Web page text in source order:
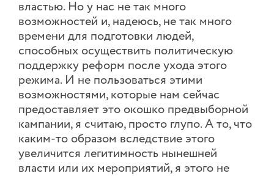
властью. Но у нас не так много
возможностей и, надеюсь, не так много
времени для подготовки людей,
способных осуществить политическую
поддержку реформ после ухода этого
режима. И не пользоваться этими
возможностями, которые нам сейчас
предоставляет это окошко предвыборной
кампании, я считаю, просто глупо. А то, что
каким-то образом вследствие этого
увеличится легитимность нынешней
власти или их мероприятий, я этого не